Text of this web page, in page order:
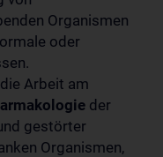
Organismen
oder
Arbeit am
der
gestörter
Organismen,